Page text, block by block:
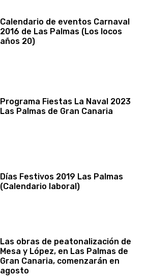
Calendario de eventos Carnaval
2016 de Las Palmas (Los locos
años 20)
Programa Fiestas La Naval 2023
Las Palmas de Gran Canaria
Días Festivos 2019 Las Palmas
(Calendario laboral)
Las obras de peatonalización de
Mesa y López, en Las Palmas de
Gran Canaria, comenzarán en
agosto